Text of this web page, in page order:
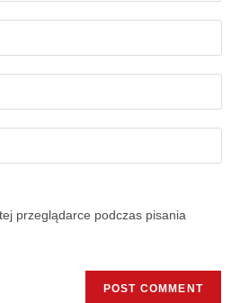
przeglądarce podczas pisania